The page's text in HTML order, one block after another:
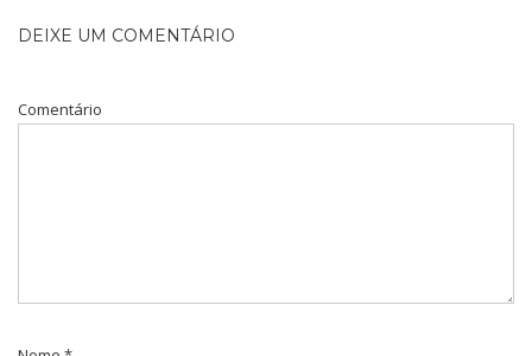
DEIXE UM COMENTÁRIO
Comentário